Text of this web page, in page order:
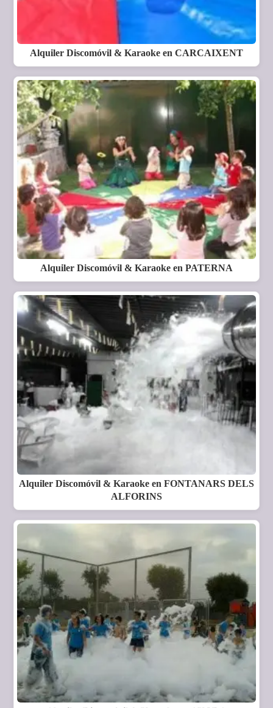
Alquiler Discomóvil & Karaoke en CARCAIXENT
Alquiler Discomóvil & Karaoke en PATERNA
Alquiler Discomóvil & Karaoke en FONTANARS DELS
ALFORINS